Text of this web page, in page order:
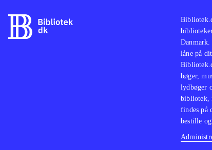
Danmark.
låne på
bøger,
lydbøger
bibliotek,
findes på
bestille